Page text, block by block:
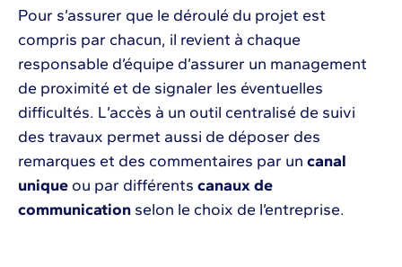
Pour s’assurer que le déroulé du projet est
compris par chacun, il revient à chaque
responsable d’équipe d’assurer un management
de proximité et de signaler les éventuelles
difficultés. L’accès à un outil centralisé de suivi
des travaux permet aussi de déposer des
remarques et des commentaires par un canal
unique ou par différents canaux de
communication selon le choix de l’entreprise.